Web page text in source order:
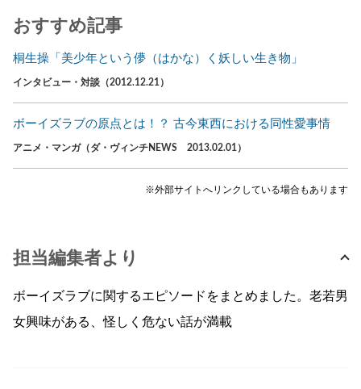
おすすめ記事
桐生操「美少年という儚（はかな）く妖しい生き物」
インタビュー・対談（2012.12.21）
ボーイズラブの原点とは！？ 古今東西における同性愛事情
アニメ・マンガ（ダ・ヴィンチNEWS 2013.02.01）
※外部サイトへリンクしている場合もあります
担当編集者より
ボーイズラブに関するエピソードをまとめました。老若男
女興味がある、怪しく危ない話が満載